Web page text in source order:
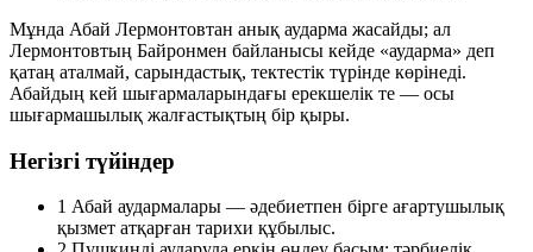
Мұнда Абай Лермонтовтан анық аударма жасайды; ал
Лермонтовтың Байронмен байланысы кейде «аударма» деп
қатаң аталмай, сарындастық, тектестік түрінде көрінеді.
Абайдың кей шығармаларындағы ерекшелік те — осы
шығармашылық жалғастықтың бір қыры.
Негізгі түйіндер
1 Абай аудармалары — әдебиетпен бірге ағартушылық
қызмет атқарған тарихи құбылыс.